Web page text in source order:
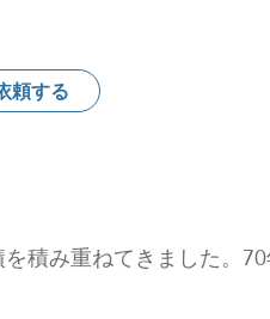
頼する
積み重ねてきました。